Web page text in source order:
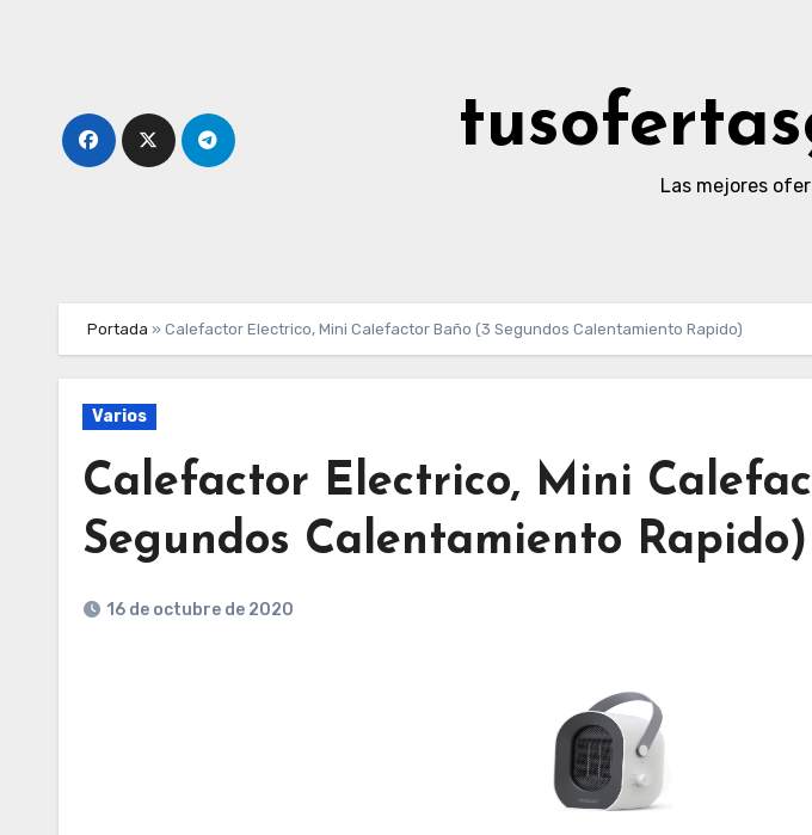
Las mejores
Portada » Calefactor Electrico, Mini Calefactor Baño (3 Segundos Calentamiento Rapido)
Varios
Calefactor Electrico, Mini
Segundos Calentamiento Rapido)
16 de octubre de 2020